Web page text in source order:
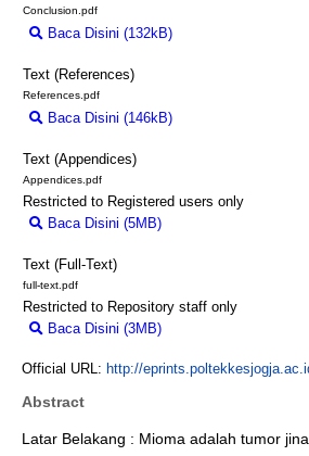
Conclusion.pdf
Baca Disini (132kB)
Text (References)
References.pdf
Baca Disini (146kB)
Text (Appendices)
Appendices.pdf
Restricted to Registered users only
Baca Disini (5MB)
Text (Full-Text)
full-text.pdf
Restricted to Repository staff only
Baca Disini (3MB)
Official URL: http://
Abstract
Latar Belakang : Mioma adalah tumor